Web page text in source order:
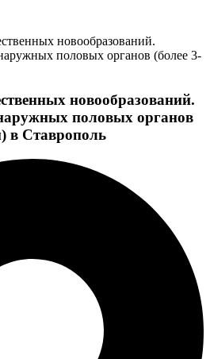
новообразований.
половых органов (более 3-
новообразований.
половых органов
в Ставрополь